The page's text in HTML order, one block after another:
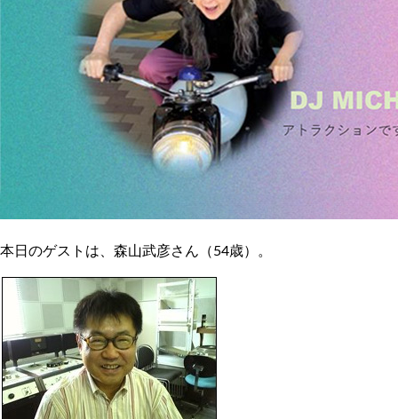
本日のゲストは、森山武彦さん（54歳）。